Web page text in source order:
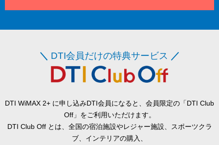
＼ DTI会員だけの特典サービス ／
DTI WiMAX 2+ に申し込みDTI会員になると、会員限定の「DTI Club
Off」をご利用いただけます。
DTI Club Off とは、全国の宿泊施設やレジャー施設、スポーツクラ
ブ、インテリアの購入、